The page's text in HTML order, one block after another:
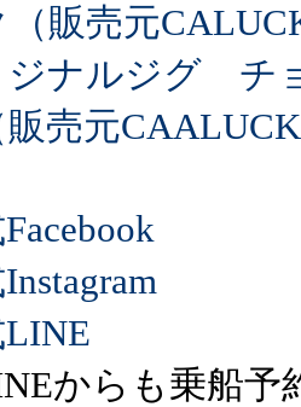
販売元
ジナルジグ チ
売元
からも乗船予